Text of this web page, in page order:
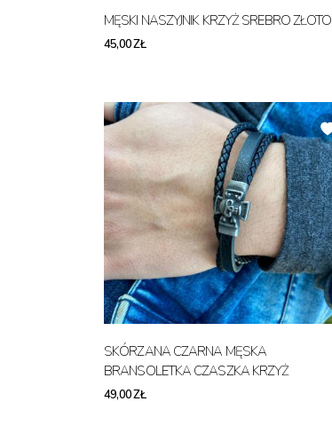
MĘSKI NASZYJNIK KRZYŻ SREBRO ZŁOTO
45,00 ZŁ
SKÓRZANA CZARNA MĘSKA
BRANSOLETKA CZASZKA KRZYŻ
49,00 ZŁ